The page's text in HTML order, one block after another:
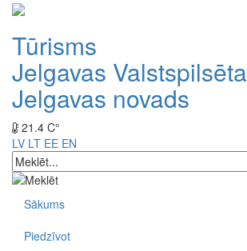
Tūrisms
Jelgavas Valstspilsēta
Jelgavas novads
21.4 C°
LV LT EE EN
Sākums
Piedzīvot